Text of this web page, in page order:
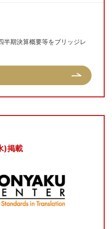
半期決算概要等をブリッジレ
)掲載